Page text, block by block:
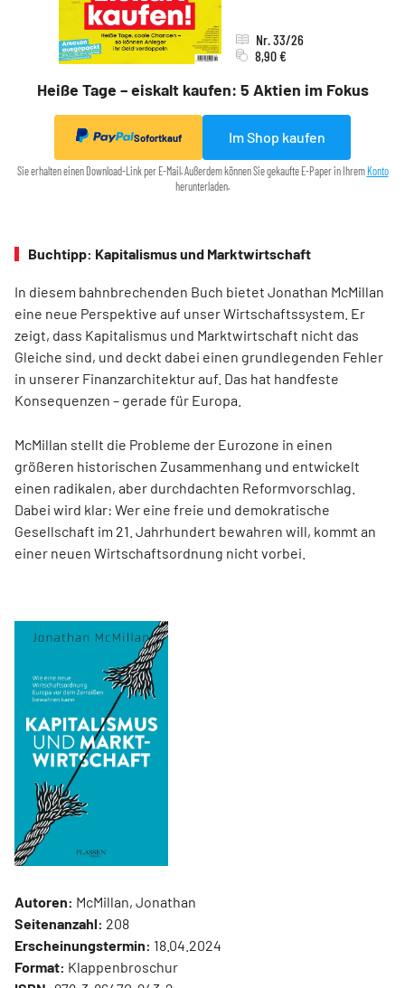
Heiße Tage – eiskalt kaufen: 5 Aktien im Fokus
Nr. 33/26
8,90 €
Sofortkauf Im Shop kaufen
Sie erhalten einen Download-Link per E-Mail. Außerdem können Sie gekaufte E-Paper in Ihrem Konto
herunterladen.
Buchtipp: Kapitalismus und Marktwirtschaft
In diesem bahnbrechenden Buch bietet Jonathan McMillan
eine neue Perspektive auf unser Wirtschaftssystem. Er
zeigt, dass Kapitalismus und Marktwirtschaft nicht das
Gleiche sind, und deckt dabei einen grundlegenden Fehler
in unserer Finanzarchitektur auf. Das hat handfeste
Konsequenzen – gerade für Europa.
McMillan stellt die Probleme der Eurozone in einen
größeren historischen Zusammenhang und entwickelt
einen radikalen, aber durchdachten Reformvorschlag.
Dabei wird klar: Wer eine freie und demokratische
Gesellschaft im 21. Jahrhundert bewahren will, kommt an
einer neuen Wirtschaftsordnung nicht vorbei.
Autoren: McMillan, Jonathan
Seitenanzahl: 208
Erscheinungstermin: 18.04.2024
Format: Klappenbroschur